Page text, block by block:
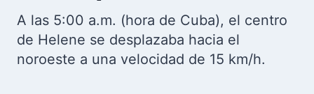
A las 5:00 a.m. (hora de Cuba), el centro
de Helene se desplazaba hacia el
noroeste a una velocidad de 15 km/h.